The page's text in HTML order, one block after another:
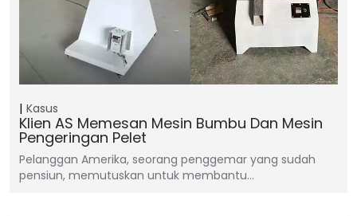
Kasus
Klien AS Memesan Mesin Bumbu Dan Mesin
Pengeringan Pelet
Pelanggan Amerika, seorang penggemar yang sudah
pensiun, memutuskan untuk membantu…